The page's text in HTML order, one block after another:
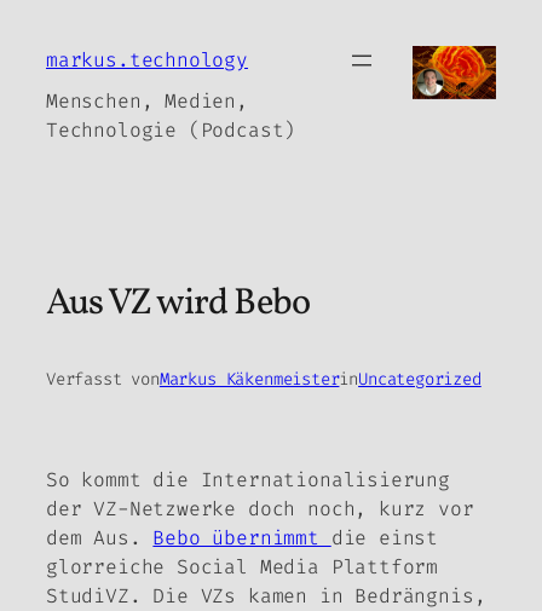
Inhalt
markus.technology
Menschen, Medien,
Technologie (Podcast)
Aus VZ wird Bebo
Verfasst vonMarkus KäkenmeisterinUncategorized
So kommt die Internationalisierung
der VZ-Netzwerke doch noch, kurz vor
dem Aus. Bebo übernimmt die einst
glorreiche Social Media Plattform
StudiVZ. Die VZs kamen in Bedrängnis,